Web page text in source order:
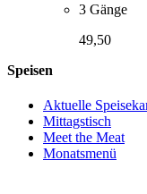
3 Gänge
49,50
Speisen
Aktuelle
Mittagstisch
Meet the Meat
Monatsmenü